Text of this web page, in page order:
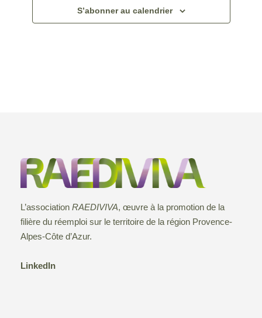
S’abonner au calendrier
L’association RAEDIVIVA, œuvre à la promotion de la
filière du réemploi sur le territoire de la région Provence-
Alpes-Côte d’Azur.
LinkedIn